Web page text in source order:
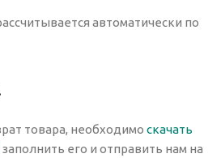
автоматически по
товара, необходимо скачать
заполнить его и отправить нам на